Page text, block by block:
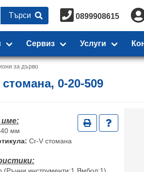
Търси 0899908615
Сервиз Услуги
за дърво
0-20-509
мм
Cr-V стомана